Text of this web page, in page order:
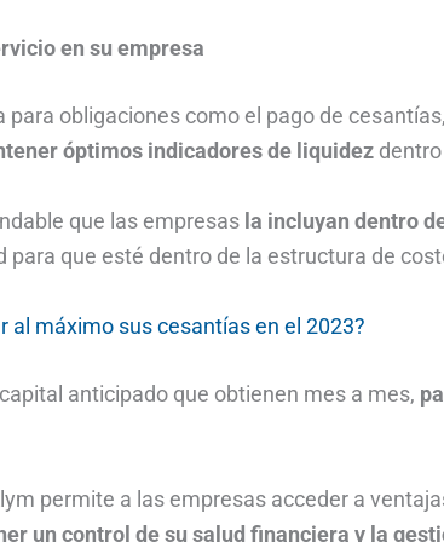
en su empresa
obligaciones como el pago de cesantías,
óptimos indicadores de liquidez
que las empresas la incluyan dentro
para que esté dentro de la estructura de
al máximo sus cesantías en el 2023?
anticipado que obtienen mes a mes,
permite a las empresas acceder a
un control de su salud financiera y la